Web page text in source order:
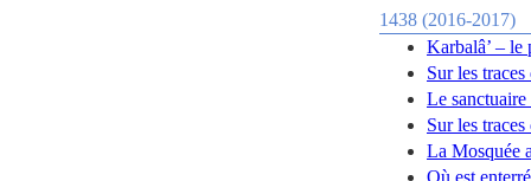
1438 (2016-2017)
Karbalâ’ – le
Sur les
Le
Sur les
La Mosquée
Où est